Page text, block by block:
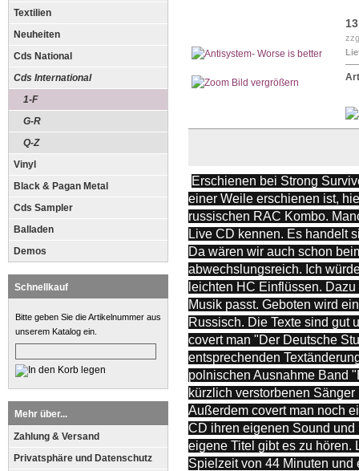
Textilien
Neuheiten
Cds National
Cds International
1-F
G-R
Q-Z
Vinyl
Black & Pagan Metal
Cds Sampler
Balladen
Demos
Schnellkauf
Bitte geben Sie die Artikelnummer aus
unserem Katalog ein.
Mehr über...
Zahlung & Versand
Privatsphäre und Datenschutz
Bild vergrößern
Erschienen bei Strong
einer Weile erschienen ist,
russischen RAC Kombo.
Live CD kennen. Es handelt
Da wären wir auch schon
abwechslungsreich. Ich
leichten HC Einflüssen.
Musik passt. Geboten wird
Russisch. Die Texte sind gut
covert man "Der Deutsche
entsprechenden
polnischen Ausnahme Band
kürzlich verstorbenen
Außerdem covert man noch
CD ihren eigenen Sound
eigene Titel gibt es zu hören.
Spielzeit von 44 Minuten